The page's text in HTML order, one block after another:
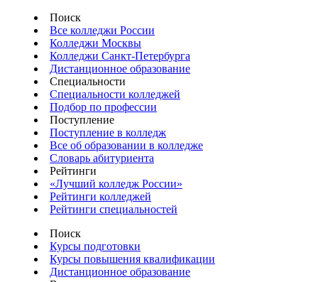
Поиск
Все колледжи России
Колледжи Москвы
Колледжи Санкт-Петербурга
Дистанционное образование
Специальности
Специальности колледжей
Подбор по профессии
Поступление
Поступление в колледж
Все об образовании в колледже
Словарь абитуриента
Рейтинги
«Лучший колледж России»
Рейтинги колледжей
Рейтинги специальностей
Поиск
Курсы подготовки
Курсы повышения квалификации
Дистанционное образование